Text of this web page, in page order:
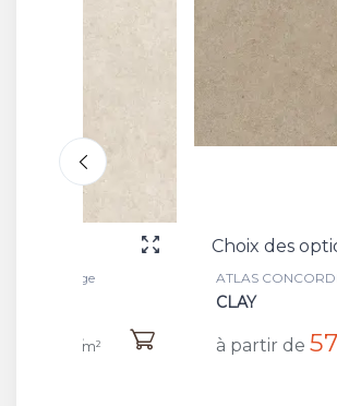
Choix des options
ATLAS CONCORDE - Carrelage
à partir de 57,30 €/m²